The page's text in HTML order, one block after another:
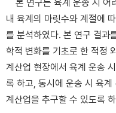
본 연구는 육계 운송 시
내 육계의 마릿수와 계절에
를 분석하였다. 본 연구 결과
학적 변화를 기초로 한 적정
계산업 현장에서 육계 운송
록 하고, 동시에 운송 시 육
계산업을 추구할 수 있도록